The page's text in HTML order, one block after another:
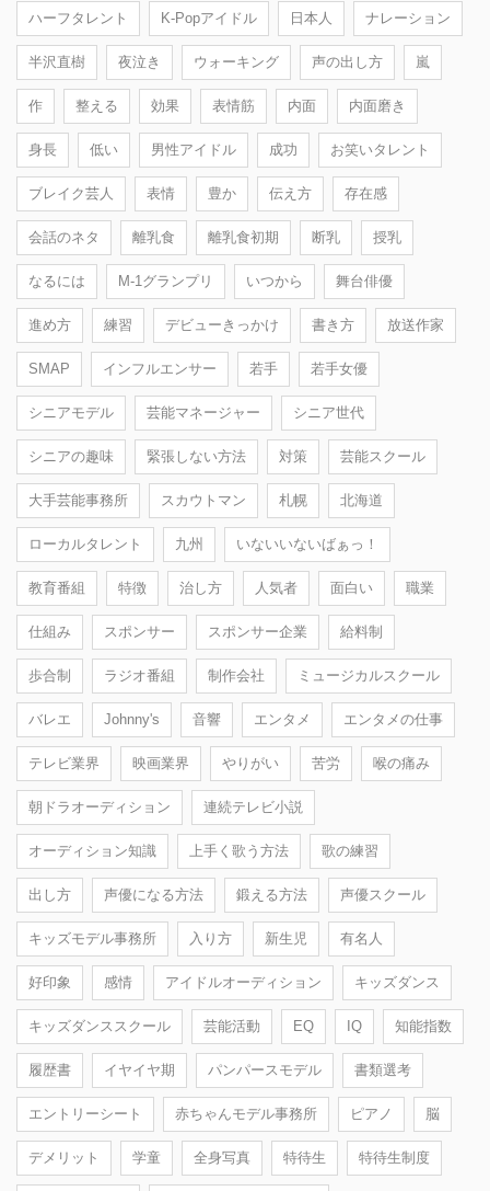
ハーフタレント K-Popアイドル 日本人 ナレーション
半沢直樹 夜泣き ウォーキング 声の出し方 嵐
作 整える 効果 表情筋 内面 内面磨き
身長 低い 男性アイドル 成功 お笑いタレント
ブレイク芸人 表情 豊か 伝え方 存在感
会話のネタ 離乳食 離乳食初期 断乳 授乳
なるには M-1グランプリ いつから 舞台俳優
進め方 練習 デビューきっかけ 書き方 放送作家
SMAP インフルエンサー 若手 若手女優
シニアモデル 芸能マネージャー シニア世代
シニアの趣味 緊張しない方法 対策 芸能スクール
大手芸能事務所 スカウトマン 札幌 北海道
ローカルタレント 九州 いないいないばぁっ！
教育番組 特徴 治し方 人気者 面白い 職業
仕組み スポンサー スポンサー企業 給料制
歩合制 ラジオ番組 制作会社 ミュージカルスクール
バレエ Johnny's 音響 エンタメ エンタメの仕事
テレビ業界 映画業界 やりがい 苦労 喉の痛み
朝ドラオーディション 連続テレビ小説
オーディション知識 上手く歌う方法 歌の練習
出し方 声優になる方法 鍛える方法 声優スクール
キッズモデル事務所 入り方 新生児 有名人
好印象 感情 アイドルオーディション キッズダンス
キッズダンススクール 芸能活動 EQ IQ 知能指数
履歴書 イヤイヤ期 パンパースモデル 書類選考
エントリーシート 赤ちゃんモデル事務所 ピアノ 脳
デメリット 学童 全身写真 特待生 特待生制度